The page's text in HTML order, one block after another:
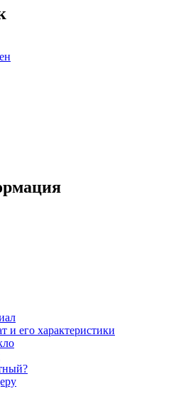
и его характеристики